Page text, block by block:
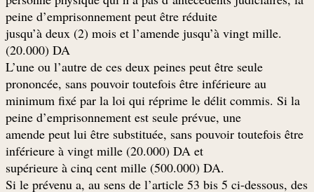
peine d’emprisonnement peut être réduite
.jusqu’à deux (2) mois et l’amende jusqu’à vingt mille
(20.000) DA
L’une ou l’autre de ces deux peines peut être seule
prononcée, sans pouvoir toutefois être inférieure au
minimum fixé par la loi qui réprime le délit commis. Si la
peine d’emprisonnement est seule prévue, une
amende peut lui être substituée, sans pouvoir toutefois être
inférieure à vingt mille (20.000) DA et
.supérieure à cinq cent mille (500.000) DA
Si le prévenu a, au sens de l’article 53 bis 5 ci-dessous, des